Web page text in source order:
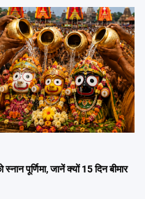
पूर्णिमा, जानें क्यों 15 दिन बीमार